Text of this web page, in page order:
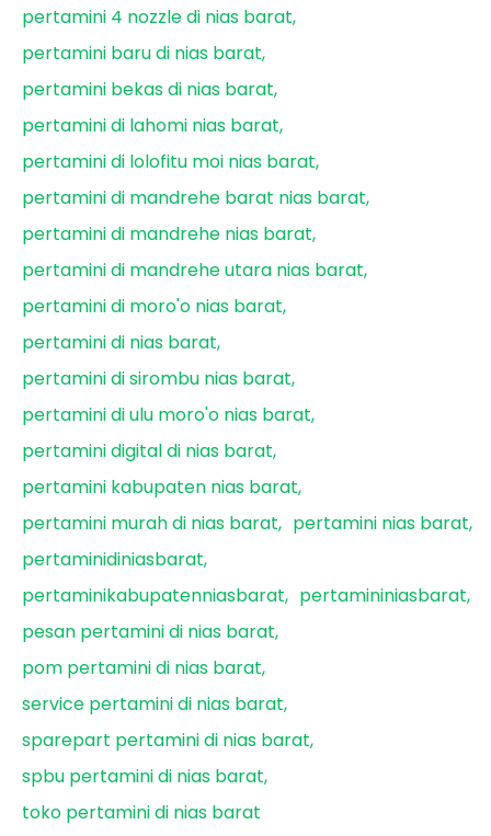
pertamini 4 nozzle di nias barat
pertamini baru di nias barat
pertamini bekas di nias barat
pertamini di lahomi nias barat
pertamini di lolofitu moi nias barat
pertamini di mandrehe barat nias barat
pertamini di mandrehe nias barat
pertamini di mandrehe utara nias barat
pertamini di moro'o nias barat
pertamini di nias barat
pertamini di sirombu nias barat
pertamini di ulu moro'o nias barat
pertamini digital di nias barat
pertamini kabupaten nias barat
pertamini murah di nias barat
pertamini nias barat
pertaminidiniasbarat
pertaminikabupatenniasbarat
pertamininiasbarat
pesan pertamini di nias barat
pom pertamini di nias barat
service pertamini di nias barat
sparepart pertamini di nias barat
spbu pertamini di nias barat
toko pertamini di nias barat